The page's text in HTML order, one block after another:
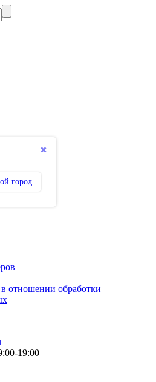
✖
город
отношении обработки
19:00